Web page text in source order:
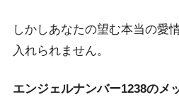
しかしあなたの望む本当の愛
入れられません。
エンジェルナンバー1238のメ